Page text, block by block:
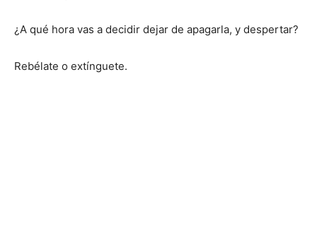
¿A qué hora vas a decidir dejar de apagarla, y despertar?
Rebélate o extínguete.